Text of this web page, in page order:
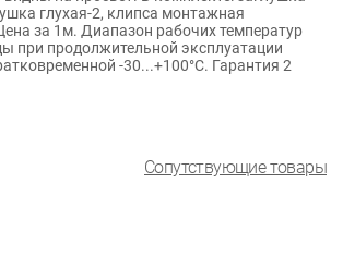
глухая-2, клипса монтажная
за 1м. Диапазон рабочих температур
при продолжительной эксплуатации
-30...+100°С. Гарантия 2
Сопутствующие товары